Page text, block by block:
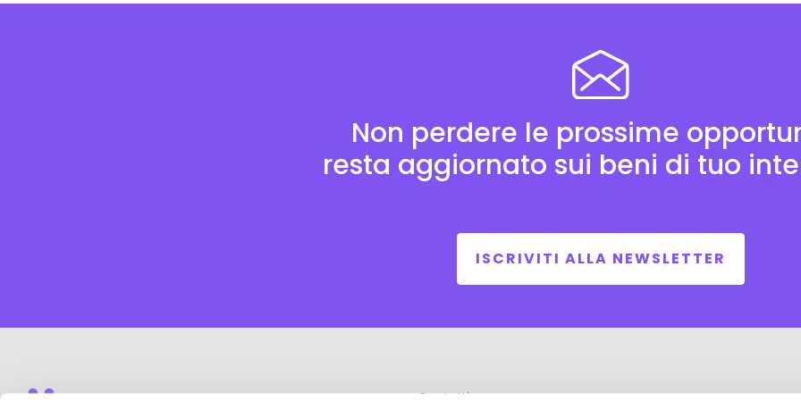
Non perdere le prossime
resta aggiornato sui beni di tuo
ISCRIVITI ALLA NEWSLETTER